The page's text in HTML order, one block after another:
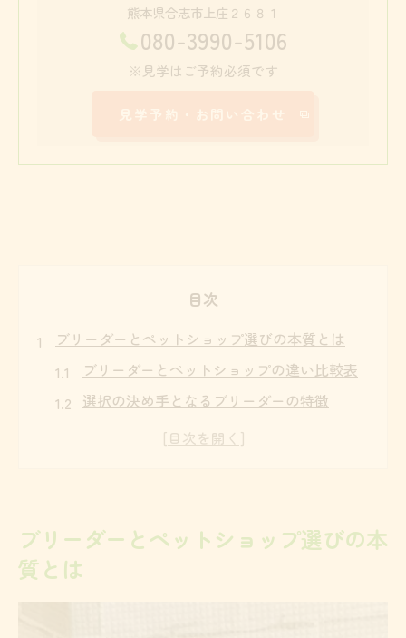
熊本県合志市上庄２６８１
080-3990-5106
※見学はご予約必須です
目次
ブリーダーとペットショップ選びの本質とは
ブリーダーとペットショップの違い比較表
選択の決め手となるブリーダーの特徴
どちらを選ぶべきか迷った時の考え方
購入方法ごとのメリット・デメリット一覧
ブリーダーとペットショップ選びの本
質とは